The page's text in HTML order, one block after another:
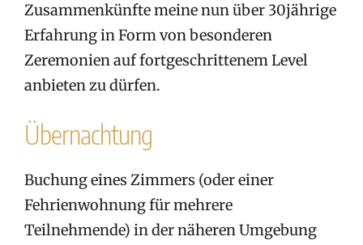
Zusammenkünfte meine nun über 30jährige
Erfahrung in Form von besonderen
Zeremonien auf fortgeschrittenem Level
anbieten zu dürfen. ­
Übernachtung
Buchung eines Zimmers (oder einer
Fehrienwohnung für mehrere
Teilnehmende) in der näheren Umgebung